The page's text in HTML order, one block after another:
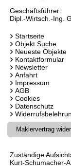
Geschäftsführer:
Dipl.-Wirtsch.-Ing.
Startseite
Objekt Suche
Neueste Objekte
Kontaktformular
Newsletter
Anfahrt
Impressum
AGB
Cookies
Datenschutz
Maklervertrag
Zuständige
Kurt-Schumacher-